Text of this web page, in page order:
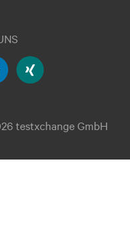
testxchange GmbH